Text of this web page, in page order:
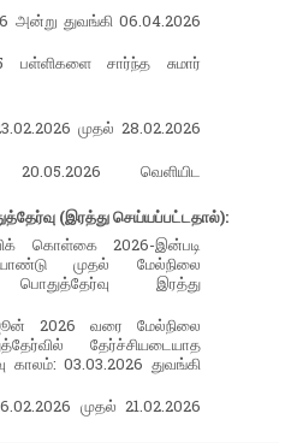
அன்று துவங்கி 06.04.2026
பள்ளிகளை சார்ந்த சுமார்
முதல் 28.02.2026
20.05.2026 வெளியிட
(இரத்து செய்யப்பட்டதால்):
கொள்கை 2026-இன்படி
முதல் மேல்நிலை
பொதுத்தேர்வு இரத்து
2026 வரை மேல்நிலை
தேர்ச்சியடையாத
காலம்: 03.03.2026 துவங்கி
முதல் 21.02.2026